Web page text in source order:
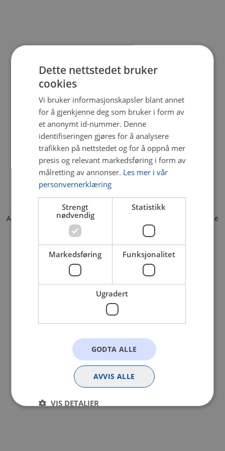
Application error: a client-side exception has occurred (see the
browser console for more information).
Dette nettstedet bruker
cookies
Vi bruker informasjonskapsler blant annet
for å gjenkjenne deg som bruker i form av
et anonymt id-nummer. Denne
identifiseringen gjøres for å analysere
trafikken på nettstedet og for å oppnå mer
presis og relevant markedsføring i form av
målretting av annonser. Les mer i vår
personvernerklæring
Strengt
nødvendig
Statistikk
Markedsføring Funksjonalitet
Ugradert
GODTA ALLE
AVVIS ALLE
VIS DETALJER